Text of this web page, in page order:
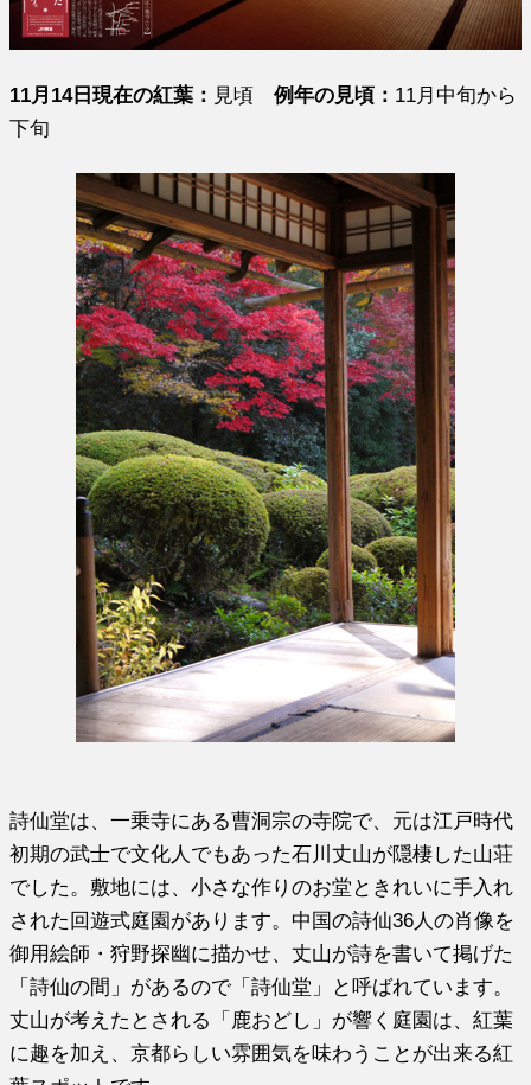
11月14日現在の紅葉： 見頃例年の見頃： 11月中旬から
下旬
詩仙堂は、一乗寺にある曹洞宗の寺院で、元は江戸時代
初期の武士で文化人でもあった石川丈山が隠棲した山荘
でした。敷地には、小さな作りのお堂ときれいに手入れ
された回遊式庭園があります。中国の詩仙36人の肖像を
御用絵師・狩野探幽に描かせ、丈山が詩を書いて掲げた
「詩仙の間」があるので「詩仙堂」と呼ばれています。
丈山が考えたとされる「鹿おどし」が響く庭園は、紅葉
に趣を加え、京都らしい雰囲気を味わうことが出来る紅